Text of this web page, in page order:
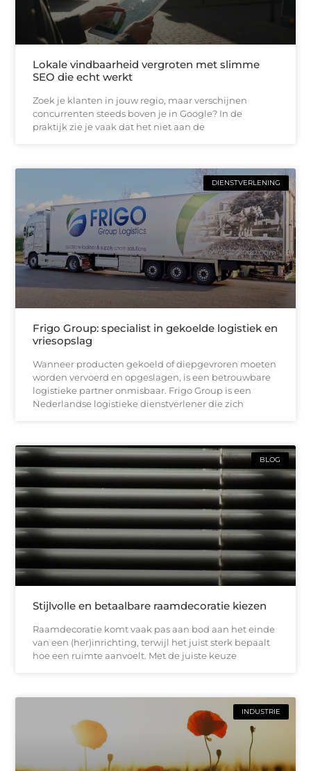
Lokale vindbaarheid vergroten met slimme
SEO die echt werkt
Zoek je klanten in jouw regio, maar verschijnen
concurrenten steeds boven je in Google? In de
praktijk zie je vaak dat het niet aan de
DIENSTVERLENING
Frigo Group: specialist in gekoelde logistiek en
vriesopslag
Wanneer producten gekoeld of diepgevroren moeten
worden vervoerd en opgeslagen, is een betrouwbare
logistieke partner onmisbaar. Frigo Group is een
Nederlandse logistieke dienstverlener die zich
BLOG
Stijlvolle en betaalbare raamdecoratie kiezen
Raamdecoratie komt vaak pas aan bod aan het einde
van een (her)inrichting, terwijl het juist sterk bepaalt
hoe een ruimte aanvoelt. Met de juiste keuze
INDUSTRIE